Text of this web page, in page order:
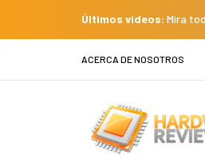
Últimos videos: Mira
ACERCA DE NOSOTROS